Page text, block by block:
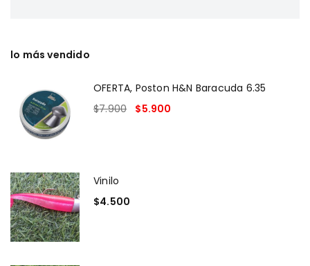
lo más vendido
OFERTA, Poston H&N Baracuda 6.35
$7.900 $5.900
Vinilo
$4.500